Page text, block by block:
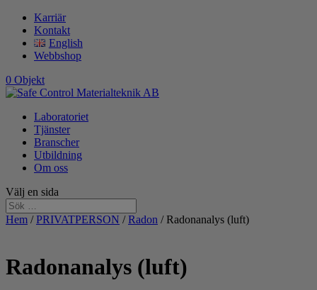
Karriär
Kontakt
English
Webbshop
0 Objekt
Laboratoriet
Tjänster
Branscher
Utbildning
Om oss
Välj en sida
Hem /PRIVATPERSON /Radon / Radonanalys (luft)
Radonanalys (luft)